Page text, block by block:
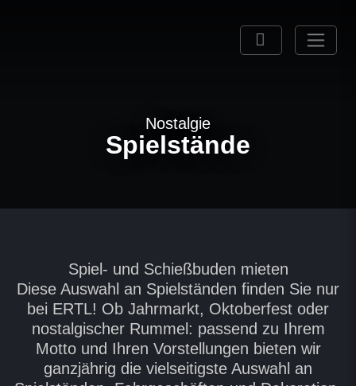
Nostalgie
Spielstände
Spiel- und Schießbuden mieten
Diese Auswahl an Spielständen finden Sie nur
bei ERTL! Ob Jahrmarkt, Oktoberfest oder
nostalgischer Rummel: passend zu Ihrem
Motto und Ihren Vorstellungen bieten wir
ganzjährig die vielseitigste Auswahl an